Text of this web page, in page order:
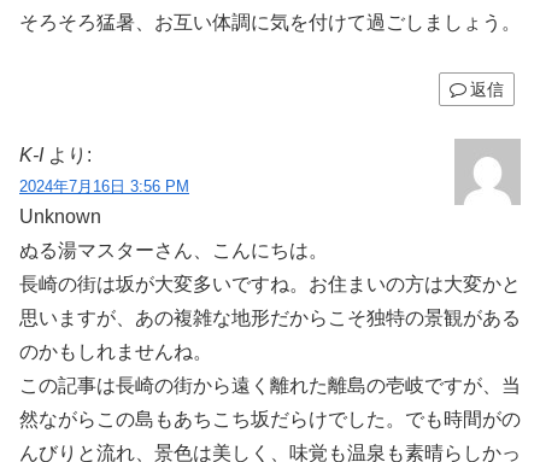
そろそろ猛暑、お互い体調に気を付けて過ごしましょう。
返信
K-I より:
2024年7月16日 3:56 PM
Unknown
ぬる湯マスターさん、こんにちは。
長崎の街は坂が大変多いですね。お住まいの方は大変かと
思いますが、あの複雑な地形だからこそ独特の景観がある
のかもしれませんね。
この記事は長崎の街から遠く離れた離島の壱岐ですが、当
然ながらこの島もあちこち坂だらけでした。でも時間がの
んびりと流れ、景色は美しく、味覚も温泉も素晴らしかっ